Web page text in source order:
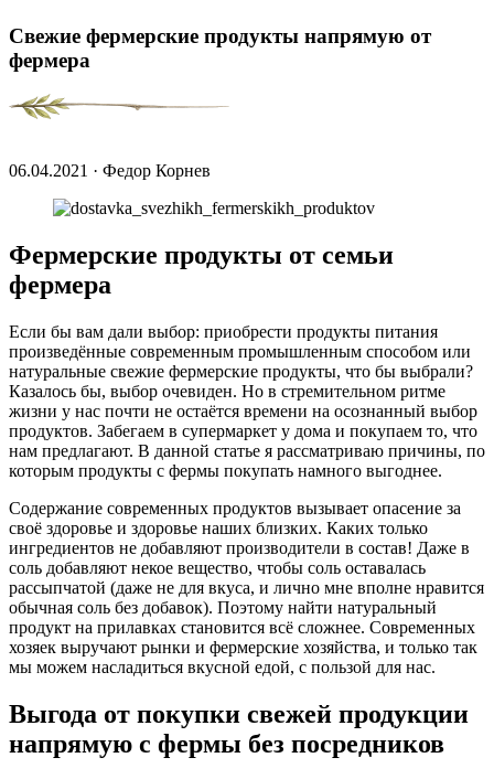
Свежие фермерские продукты напрямую от
фермера
06.04.2021 · Федор Корнев
Фермерские продукты от семьи
фермера
Если бы вам дали выбор: приобрести продукты питания
произведённые современным промышленным способом или
натуральные свежие фермерские продукты, что бы выбрали?
Казалось бы, выбор очевиден. Но в стремительном ритме
жизни у нас почти не остаётся времени на осознанный выбор
продуктов. Забегаем в супермаркет у дома и покупаем то, что
нам предлагают. В данной статье я рассматриваю причины, по
которым продукты с фермы покупать намного выгоднее.
Содержание современных продуктов вызывает опасение за
своё здоровье и здоровье наших близких. Каких только
ингредиентов не добавляют производители в состав! Даже в
соль добавляют некое вещество, чтобы соль оставалась
рассыпчатой (даже не для вкуса, и лично мне вполне нравится
обычная соль без добавок). Поэтому найти натуральный
продукт на прилавках становится всё сложнее. Современных
хозяек выручают рынки и фермерские хозяйства, и только так
мы можем насладиться вкусной едой, с пользой для нас.
Выгода от покупки свежей продукции
напрямую с фермы без посредников